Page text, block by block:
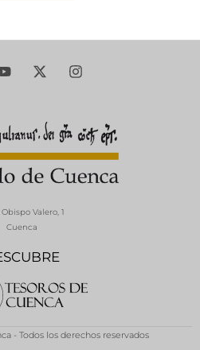
Valero, 1
Cuenca
- Todos los derechos reservados